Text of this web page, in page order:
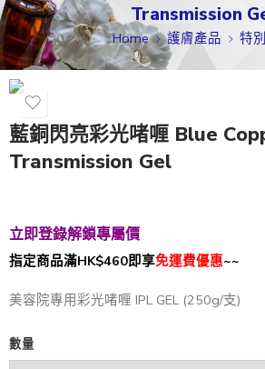
Transmission
Home 護膚產品 特
藍銅閃亮彩光啫喱 Blue
Transmission Gel
立即登錄解鎖專屬價
指定商品滿HK$460即享免運費優惠~~
美容院專用彩光啫喱 IPL GEL (250g/支)
數量